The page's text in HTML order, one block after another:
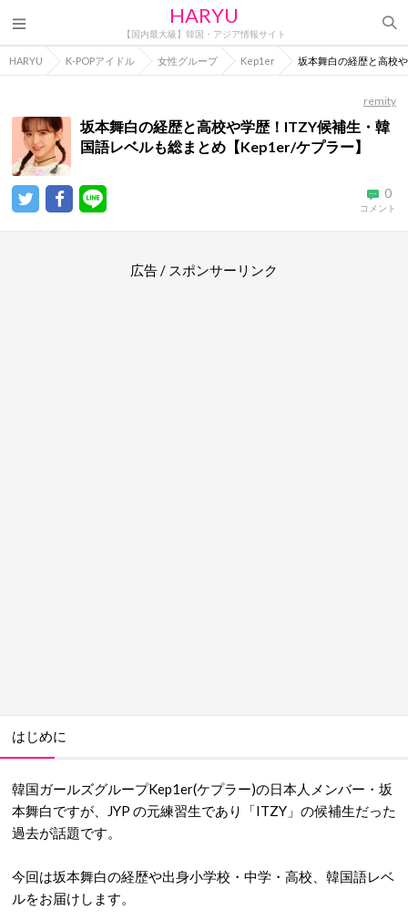
HARYU
【国内最大級】韓国・アジア情報サイト
HARYU K-POPアイドル 女性グループ Kep1er 坂本舞白の経歴と高校
remity
坂本舞白の経歴と高校や学歴！ITZY候補生・韓
国語レベルも総まとめ【Kep1er/ケプラー】
0
コメント
広告 / スポンサーリンク
はじめに
韓国ガールズグループKep1er(ケプラー)の日本人メンバー・坂
本舞白ですが、JYP の元練習生であり「ITZY」の候補生だった
過去が話題です。
今回は坂本舞白の経歴や出身小学校・中学・高校、韓国語レベ
ルをお届けします。